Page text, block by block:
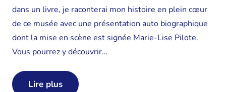
dans un livre, je raconterai mon histoire en plein cœur
de ce musée avec une présentation auto biographique
dont la mise en scène est signée Marie-Lise Pilote.
Vous pourrez y découvrir…
Lire plus